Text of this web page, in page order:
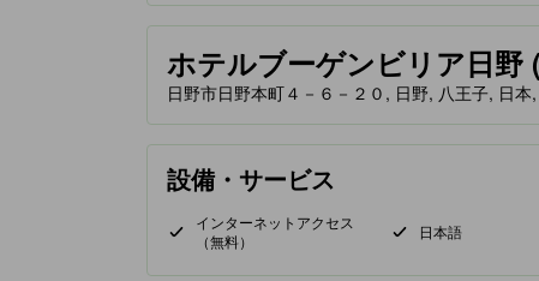
ホテルブーゲンビリア日
tooltip
星評価は、提携サイトから受け取った情報であり
日野市日野本町４－６－２０, 日野, 八王子, 日本
設備・サービス
インターネットアクセス
（無料）
日本語